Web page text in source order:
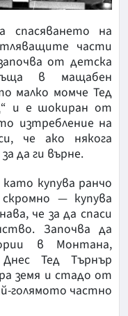
спасяването на
части
от детска
в мащабен
малко момче Тед
и е шокиран от
изтребление на
че ако някога
да ги върне.
купува ранчо
— купува
че за да спаси
Започва да
в Монтана,
Тед Търнър
земя и стадо от
голямото частно